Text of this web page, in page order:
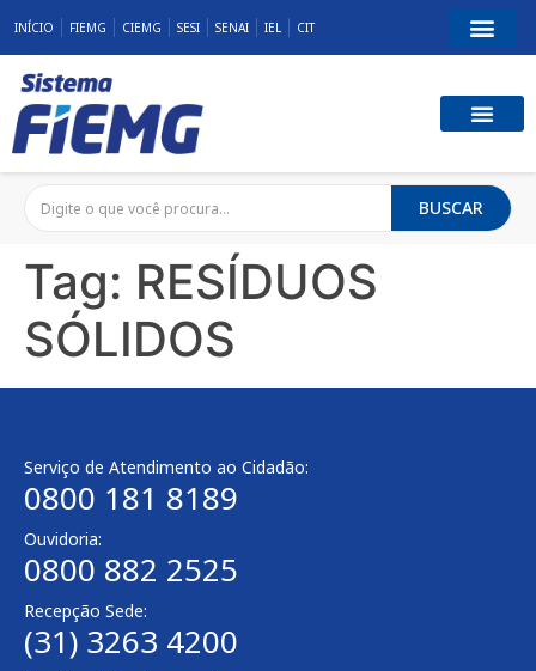
INÍCIO FIEMG CIEMG SESI SENAI IEL CIT
BUSCAR
Tag: RESÍDUOS
SÓLIDOS
Serviço de Atendimento ao Cidadão:
0800 181 8189
Ouvidoria:
0800 882 2525​
Recepção Sede:
(31) 3263 4200